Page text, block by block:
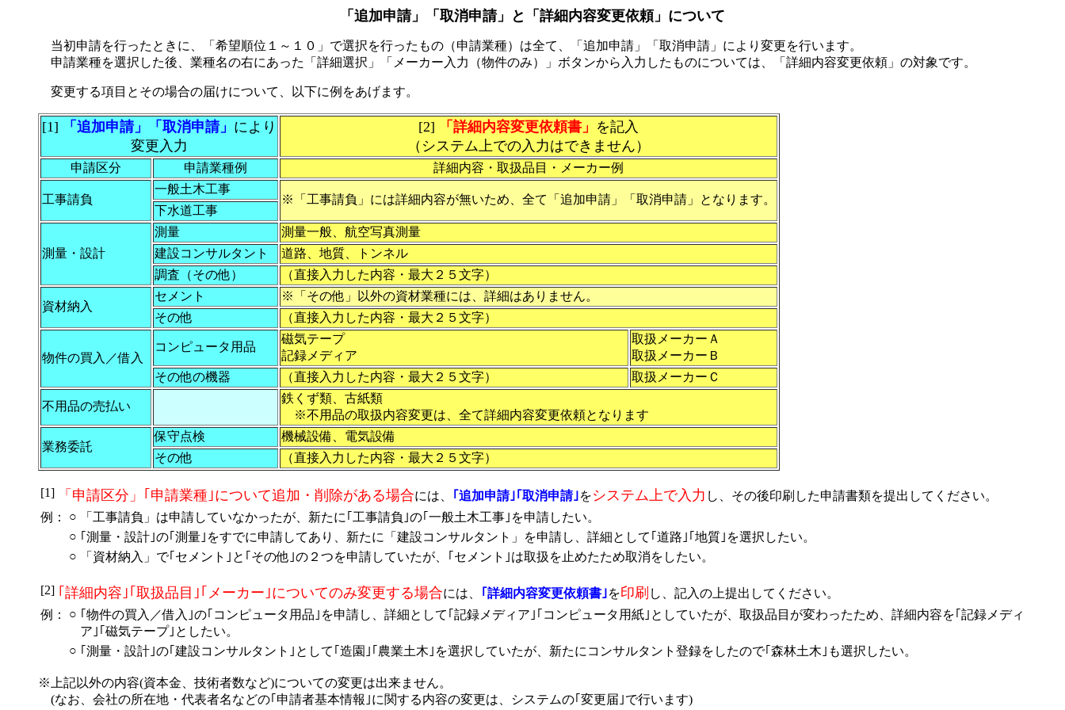
「追加申請」「取消申請」と「詳細内容変更依頼」について
当初申請を行ったときに、「希望順位１～１０」で選択を行ったもの（申請業種）は全て、「追加申請」「取消申請」により変更を行います。
申請業種を選択した後、業種名の右にあった「詳細選択」「メーカー入力（物件のみ）」ボタンから入力したものについては、「詳細内容変更依頼」の対象です。
変更する項目とその場合の届けについて、以下に例をあげます。
[1] 「追加申請」「取消申請」 により
変更入力
[2] 「詳細内容変更依頼書」 を記入
（システム上での入力はできません）
申請区分 申請業種例 詳細内容・取扱品目・メーカー例
工事請負
一般土木工事
※「工事請負」には詳細内容が無いため、全て「追加申請」「取消申請」となります。
下水道工事
測量・設計
測量
測量一般、航空写真測量
建設コンサルタント
道路、地質、トンネル
調査（その他）
（直接入力した内容・最大２５文字）
資材納入
セメント
※「その他」以外の資材業種には、詳細はありません。
その他
（直接入力した内容・最大２５文字）
物件の買入／借入
コンピュータ用品
磁気テープ
記録メディア
取扱メーカーＡ
取扱メーカーＢ
その他の機器
（直接入力した内容・最大２５文字） 取扱メーカーＣ
不用品の売払い
鉄くず類、古紙類
※不用品の取扱内容変更は、全て詳細内容変更依頼となります
業務委託
保守点検
機械設備、電気設備
その他
（直接入力した内容・最大２５文字）
[1] 「申請区分」｢申請業種｣について追加・削除がある場合には、 ｢追加申請｣｢取消申請｣をシステム上で入力 し、その後印刷した申請書類を提出してください。
例：
○
「工事請負」は申請していなかったが、新たに｢工事請負｣の｢一般土木工事｣を申請したい。
○ ｢測量・設計｣の｢測量｣をすでに申請してあり、新たに「建設コンサルタント」を申請し、詳細として｢道路｣｢地質｣を選択したい。
○
「資材納入」で｢セメント｣と｢その他｣の２つを申請していたが、｢セメント｣は取扱を止めたため取消をしたい。
[2] ｢詳細内容｣｢取扱品目｣｢メーカー｣についてのみ変更する場合には、 ｢詳細内容変更依頼書｣を印刷 し、記入の上提出してください。
例：
○ ｢物件の買入／借入｣の｢コンピュータ用品｣を申請し、詳細として｢記録メディア｣｢コンピュータ用紙｣としていたが、取扱品目が変わったため、詳細内容を｢記録メディ
ア｣｢磁気テープ｣としたい。
○ ｢測量・設計｣の｢建設コンサルタント｣として｢造園｣｢農業土木｣を選択していたが、新たにコンサルタント登録をしたので｢森林土木｣も選択したい。
※上記以外の内容(資本金、技術者数など)についての変更は出来ません。
(なお、会社の所在地・代表者名などの｢申請者基本情報｣に関する内容の変更は、システムの｢変更届｣で行います)